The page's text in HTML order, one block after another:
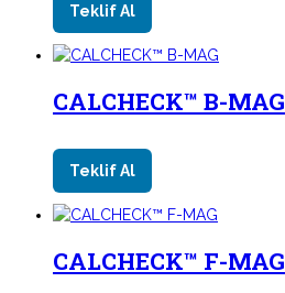
Teklif Al
CALCHECK™ B-MAG
Teklif Al
CALCHECK™ F-MAG